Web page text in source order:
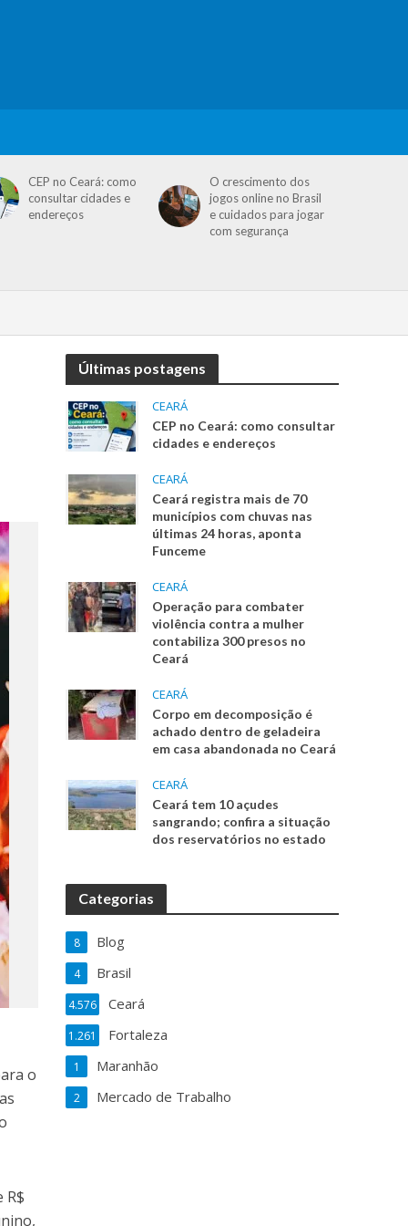
CEP no Ceará: como
consultar cidades e
endereços
O crescimento dos
jogos online no Brasil
e cuidados para jogar
com segurança
o
R$
Últimas postagens
CEARÁ
CEP no Ceará: como consultar
cidades e endereços
CEARÁ
Ceará registra mais de 70
municípios com chuvas nas
últimas 24 horas, aponta
Funceme
CEARÁ
Operação para combater
violência contra a mulher
contabiliza 300 presos no
Ceará
CEARÁ
Corpo em decomposição é
achado dentro de geladeira
em casa abandonada no Ceará
CEARÁ
Ceará tem 10 açudes
sangrando; confira a situação
dos reservatórios no estado
Categorias
Blog
8
Brasil
4
Ceará
4.576
Fortaleza
1.261
Maranhão
1
Mercado de Trabalho
2